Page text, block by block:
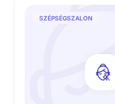
SZÉPSÉGSZALON